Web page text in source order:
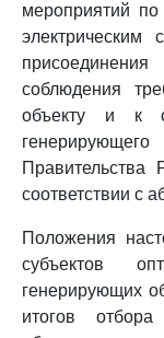
мероприятий по
соблюдения
объекту и к
Правительства
соответствии с
Положения
субъектов
генерирующих
итогов